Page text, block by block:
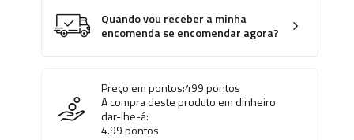
Quando vou receber a minha
encomenda se encomendar agora?
Preço em pontos:499pontos
A compra deste produto em dinheiro
dar-lhe-á:
4.99pontos